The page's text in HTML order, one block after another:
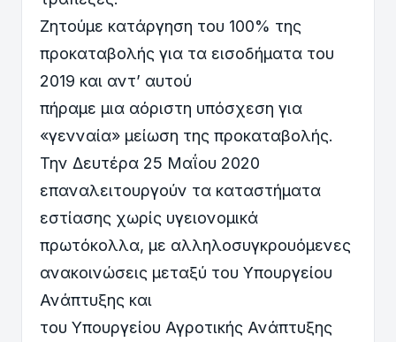
Ζητούμε κατάργηση του 100% της
προκαταβολής για τα εισοδήματα του
2019 και αντ’ αυτού
πήραμε μια αόριστη υπόσχεση για
«γενναία» μείωση της προκαταβολής.
Την Δευτέρα 25 Μαΐου 2020
επαναλειτουργούν τα καταστήματα
εστίασης χωρίς υγειονομικά
πρωτόκολλα, με αλληλοσυγκρουόμενες
ανακοινώσεις μεταξύ του Υπουργείου
Ανάπτυξης και
του Υπουργείου Αγροτικής Ανάπτυξης